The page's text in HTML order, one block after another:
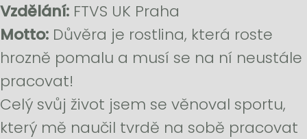
Vzdělání: FTVS UK Praha
Motto: Důvěra je rostlina, která roste
hrozně pomalu a musí se na ní neustále
pracovat!
Celý svůj život jsem se věnoval sportu,
který mě naučil tvrdě na sobě pracovat